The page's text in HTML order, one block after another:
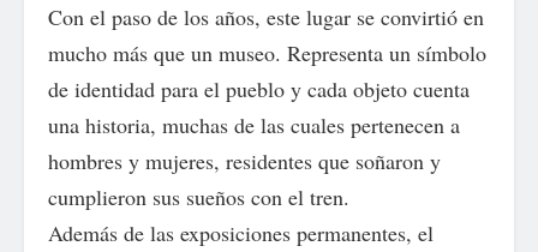
Con el paso de los años, este lugar se convirtió en
mucho más que un museo. Representa un símbolo
de identidad para el pueblo y cada objeto cuenta
una historia, muchas de las cuales pertenecen a
hombres y mujeres, residentes que soñaron y
cumplieron sus sueños con el tren.
Además de las exposiciones permanentes, el